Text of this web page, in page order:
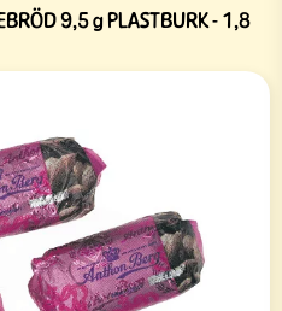
9,5 g PLASTBURK - 1,8